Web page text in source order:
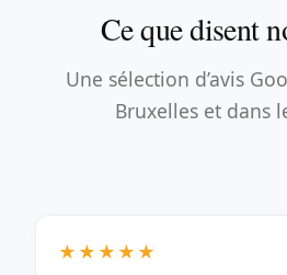
Ce que disent
Une sélection d’avis
Bruxelles et dans
★★★★★